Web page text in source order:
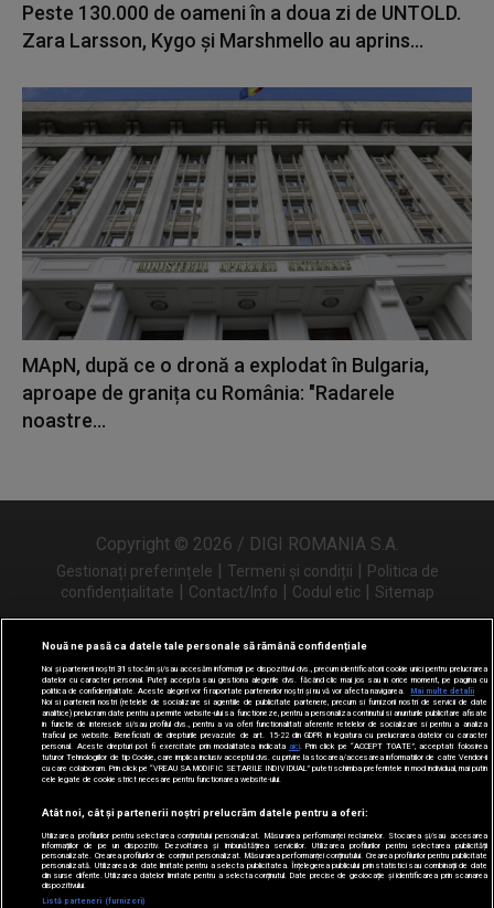
Peste 130.000 de oameni în a doua zi de UNTOLD.
Zara Larsson, Kygo și Marshmello au aprins...
MApN, după ce o dronă a explodat în Bulgaria,
aproape de granița cu România: "Radarele
noastre...
Copyright © 2026 / DIGI ROMANIA S.A.
Gestionați preferințele | Termeni și condiții | Politica de
confidențialitate | Contact/Info | Codul etic | Sitemap
Urmărește-ne și pe
Nouă ne pasă ca datele tale personale să rămână confidențiale
Noi și partenerii noștri31 stocăm și/sau accesăm informații pe dispozitivul dvs., precum identificatorii cookie unici pentru prelucrarea
datelor cu caracter personal. Puteți accepta sau gestiona alegerile dvs. făcând clic mai jos sau în orice moment, pe pagina cu
politica de confidențialitate. Aceste alegeri vor fi raportate partenerilor noștri și nu vă vor afecta navigarea.
Mai multe detalii
Noi si partenerii nostri (retelele de socializare si agentiile de publicitate partenere, precum si furnizorii nostri de servicii de date
analitice) prelucram date pentru a permite website-ului sa functioneze, pentru a personaliza continutul si anunturile publicitare afisate
in functie de interesele si/sau profilul dvs., pentru a va oferi functionalitati aferente retelelor de socializare si pentru a analiza
traficul pe website. Beneficiati de drepturile prevazute de art. 15-22 din GDPR in legatura cu prelucrarea datelor cu caracter
personal. Aceste drepturi pot fi exercitate prin modalitatea indicata aici. Prin click pe “ACCEPT TOATE”, acceptati folosirea
tuturor Tehnologiilor de tip Cookie, care implica inclusiv acceptul dvs. cu privire la stocarea/accesarea informatiilor de catre Vendor-ii
cu care colaboram. Prin click pe “VREAU SA MODIFIC SETARILE INDIVIDUAL” puteti schimba preferintele in mod individual, mai putin
cele legate de cookie strict necesare pentru functionarea website-ului.
Atât noi, cât și partenerii noștri prelucrăm datele pentru a oferi:
Utilizarea profilurilor pentru selectarea conținutului personalizat. Măsurarea performanței reclamelor. Stocarea și/sau accesarea
informațiilor de pe un dispozitiv. Dezvoltarea și îmbunătățirea serviciilor. Utilizarea profilurilor pentru selectarea publicității
personalizate. Crearea profilurilor de conținut personalizat. Măsurarea performanței conținutului. Crearea profilurilor pentru publicitate
personalizată. Utilizarea de date limitate pentru a selecta publicitatea. Înțelegerea publicului prin statistici sau combinații de date
din surse diferite. Utilizarea datelor limitate pentru a selecta conținutul. Date precise de geolocație și identificarea prin scanarea
dispozitivului.
Listă parteneri (furnizori)